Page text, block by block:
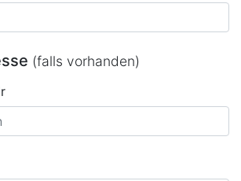
(falls vorhanden)